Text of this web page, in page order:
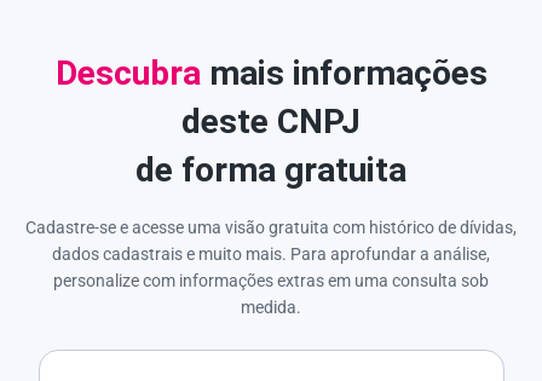
Descubramais informações
deste CNPJ
de forma gratuita
Cadastre-se e acesse uma visão gratuita com histórico de dívidas,
dados cadastrais e muito mais. Para aprofundar a análise,
personalize com informações extras em uma consulta sob
medida.